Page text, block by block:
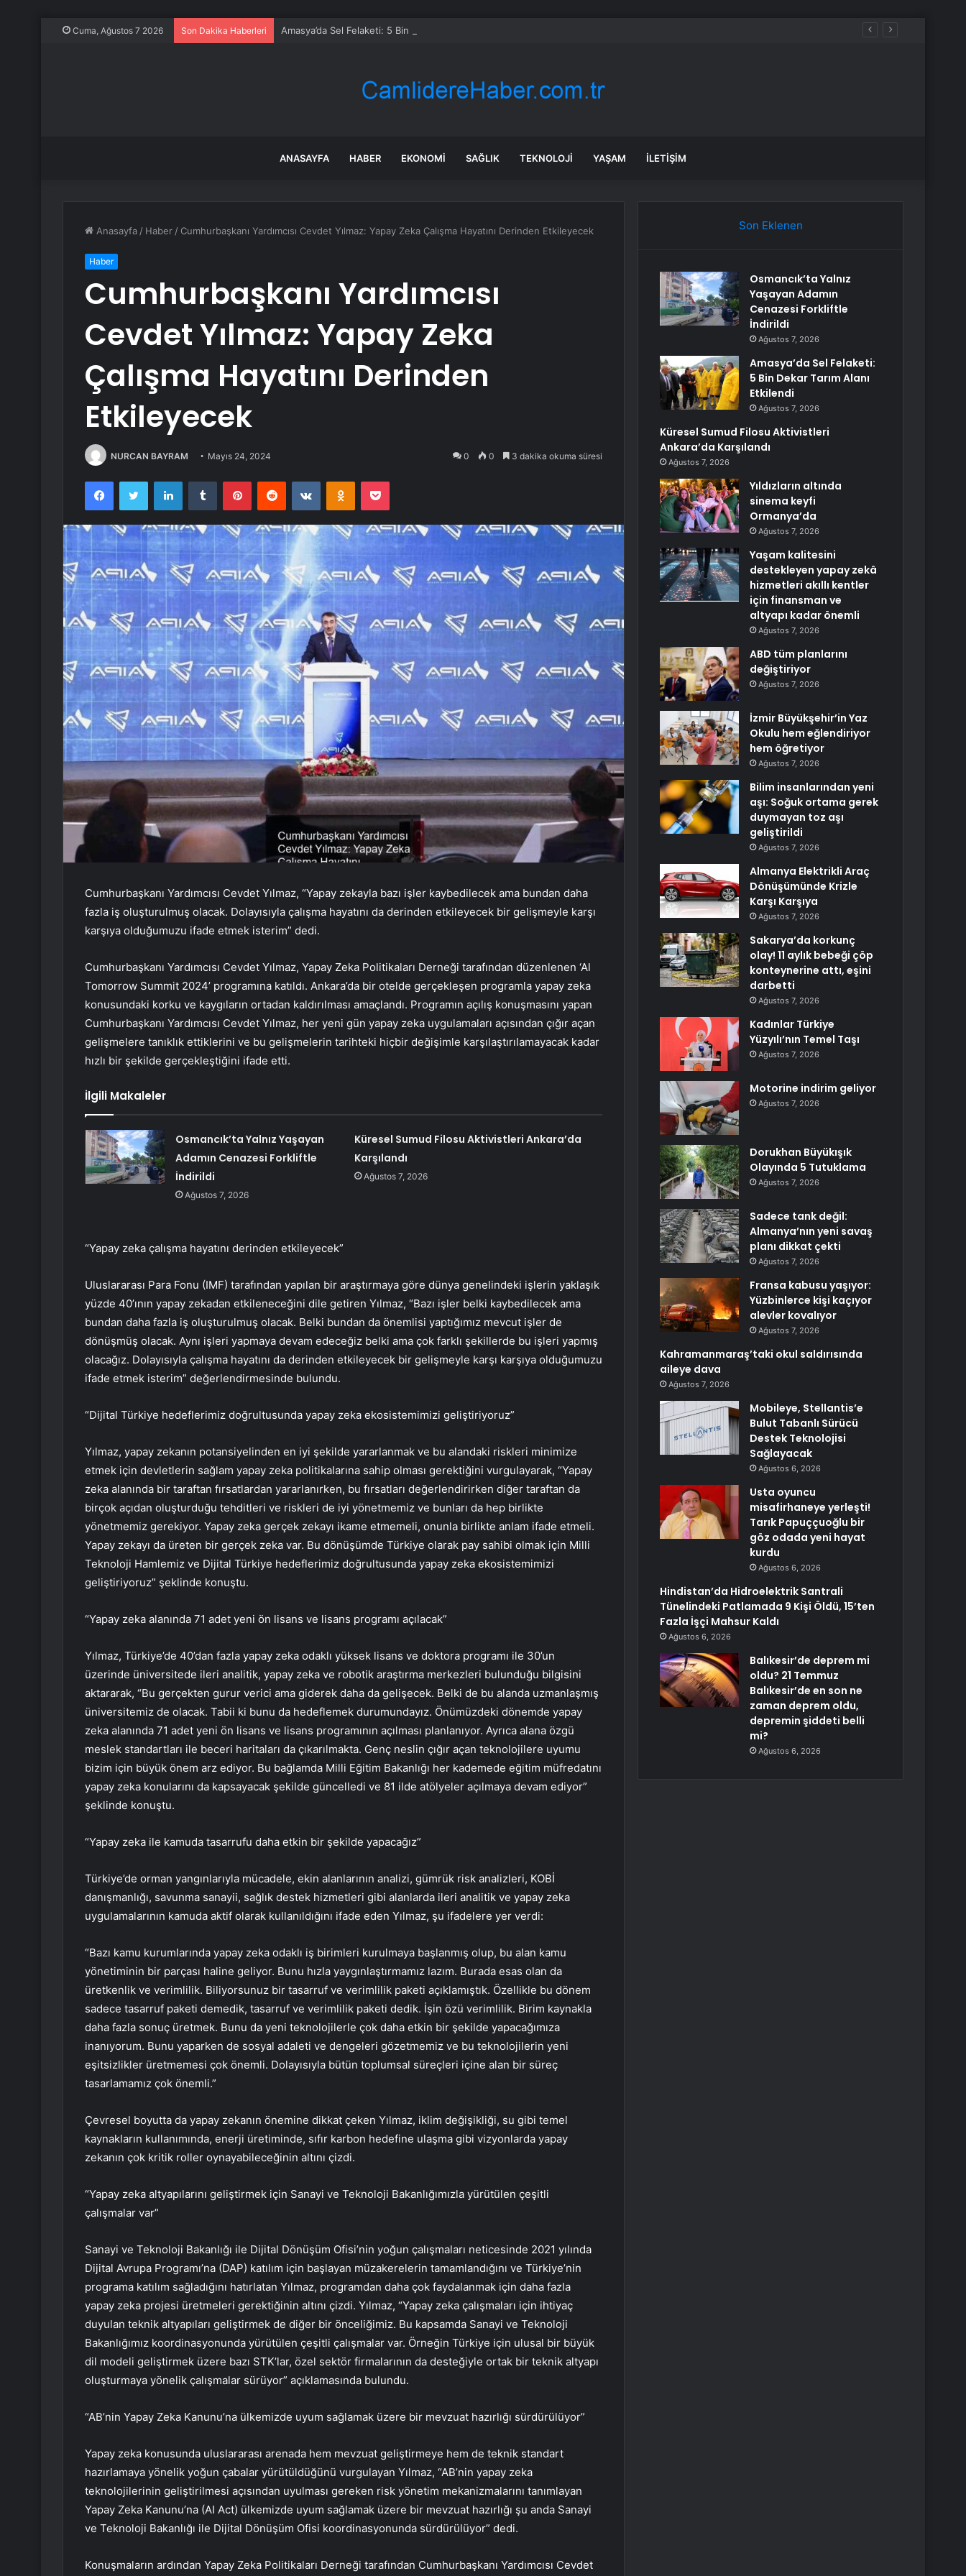
Cuma, Ağustos 7 2026 Son Dakika Haberleri Amasya’da Sel Felaketi: 5 Bin Dekar Tarım Alanı Etkilendi
ANASAYFA HABER EKONOMI SAĞLIK TEKNOLOJI YAŞAM İLETIŞIM
Anasayfa / Haber / Cumhurbaşkanı Yardımcısı Cevdet Yılmaz: Yapay Zeka Çalışma Hayatını Derinden Etkileyecek
Haber
Cumhurbaşkanı Yardımcısı
Cevdet Yılmaz: Yapay Zeka
Çalışma Hayatını Derinden
Etkileyecek
NURCAN BAYRAM Mayıs 24, 2024 0 0 3 dakika okuma süresi
FacebookTwitter LinkedInTumblr PinterestReddit VKontakteOdnoklassniki
Pocket
Cumhurbaşkanı Yardımcısı Cevdet Yılmaz, “Yapay zekayla bazı işler kaybedilecek ama bundan daha
fazla iş oluşturulmuş olacak. Dolayısıyla çalışma hayatını da derinden etkileyecek bir gelişmeyle karşı
karşıya olduğumuzu ifade etmek isterim” dedi.
Cumhurbaşkanı Yardımcısı Cevdet Yılmaz, Yapay Zeka Politikaları Derneği tarafından düzenlenen ‘Al
Tomorrow Summit 2024’ programına katıldı. Ankara’da bir otelde gerçekleşen programla yapay zeka
konusundaki korku ve kaygıların ortadan kaldırılması amaçlandı. Programın açılış konuşmasını yapan
Cumhurbaşkanı Yardımcısı Cevdet Yılmaz, her yeni gün yapay zeka uygulamaları açısından çığır açan
gelişmelere tanıklık ettiklerini ve bu gelişmelerin tarihteki hiçbir değişimle karşılaştırılamayacak kadar
hızlı bir şekilde gerçekleştiğini ifade etti.
İlgili Makaleler
Osmancık’ta Yalnız Yaşayan
Adamın Cenazesi Forkliftle
İndirildi
Ağustos 7, 2026
Küresel Sumud Filosu Aktivistleri Ankara’da
Karşılandı
Ağustos 7, 2026
“Yapay zeka çalışma hayatını derinden etkileyecek”
Uluslararası Para Fonu (IMF) tarafından yapılan bir araştırmaya göre dünya genelindeki işlerin yaklaşık
yüzde 40’ının yapay zekadan etkileneceğini dile getiren Yılmaz, “Bazı işler belki kaybedilecek ama
bundan daha fazla iş oluşturulmuş olacak. Belki bundan da önemlisi yaptığımız mevcut işler de
dönüşmüş olacak. Aynı işleri yapmaya devam edeceğiz belki ama çok farklı şekillerde bu işleri yapmış
olacağız. Dolayısıyla çalışma hayatını da derinden etkileyecek bir gelişmeyle karşı karşıya olduğumuzu
ifade etmek isterim” değerlendirmesinde bulundu.
“Dijital Türkiye hedeflerimiz doğrultusunda yapay zeka ekosistemimizi geliştiriyoruz”
Yılmaz, yapay zekanın potansiyelinden en iyi şekilde yararlanmak ve bu alandaki riskleri minimize
etmek için devletlerin sağlam yapay zeka politikalarına sahip olması gerektiğini vurgulayarak, “Yapay
zeka alanında bir taraftan fırsatlardan yararlanırken, bu fırsatları değerlendirirken diğer taraftan da
birçok açıdan oluşturduğu tehditleri ve riskleri de iyi yönetmemiz ve bunları da hep birlikte
yönetmemiz gerekiyor. Yapay zeka gerçek zekayı ikame etmemeli, onunla birlikte anlam ifade etmeli.
Yapay zekayı da üreten bir gerçek zeka var. Bu dönüşümde Türkiye olarak pay sahibi olmak için Milli
Teknoloji Hamlemiz ve Dijital Türkiye hedeflerimiz doğrultusunda yapay zeka ekosistemimizi
geliştiriyoruz” şeklinde konuştu.
“Yapay zeka alanında 71 adet yeni ön lisans ve lisans programı açılacak”
Yılmaz, Türkiye’de 40’dan fazla yapay zeka odaklı yüksek lisans ve doktora programı ile 30’un
üzerinde üniversitede ileri analitik, yapay zeka ve robotik araştırma merkezleri bulunduğu bilgisini
aktararak, “Bu gerçekten gurur verici ama giderek daha da gelişecek. Belki de bu alanda uzmanlaşmış
üniversitemiz de olacak. Tabii ki bunu da hedeflemek durumundayız. Önümüzdeki dönemde yapay
zeka alanında 71 adet yeni ön lisans ve lisans programının açılması planlanıyor. Ayrıca alana özgü
meslek standartları ile beceri haritaları da çıkarılmakta. Genç neslin çığır açan teknolojilere uyumu
bizim için büyük önem arz ediyor. Bu bağlamda Milli Eğitim Bakanlığı her kademede eğitim müfredatını
yapay zeka konularını da kapsayacak şekilde güncelledi ve 81 ilde atölyeler açılmaya devam ediyor”
şeklinde konuştu.
“Yapay zeka ile kamuda tasarrufu daha etkin bir şekilde yapacağız”
Türkiye’de orman yangınlarıyla mücadele, ekin alanlarının analizi, gümrük risk analizleri, KOBİ
danışmanlığı, savunma sanayii, sağlık destek hizmetleri gibi alanlarda ileri analitik ve yapay zeka
uygulamalarının kamuda aktif olarak kullanıldığını ifade eden Yılmaz, şu ifadelere yer verdi:
“Bazı kamu kurumlarında yapay zeka odaklı iş birimleri kurulmaya başlanmış olup, bu alan kamu
yönetiminin bir parçası haline geliyor. Bunu hızla yaygınlaştırmamız lazım. Burada esas olan da
üretkenlik ve verimlilik. Biliyorsunuz bir tasarruf ve verimlilik paketi açıklamıştık. Özellikle bu dönem
sadece tasarruf paketi demedik, tasarruf ve verimlilik paketi dedik. İşin özü verimlilik. Birim kaynakla
daha fazla sonuç üretmek. Bunu da yeni teknolojilerle çok daha etkin bir şekilde yapacağımıza
inanıyorum. Bunu yaparken de sosyal adaleti ve dengeleri gözetmemiz ve bu teknolojilerin yeni
eşitsizlikler üretmemesi çok önemli. Dolayısıyla bütün toplumsal süreçleri içine alan bir süreç
tasarlamamız çok önemli.”
Çevresel boyutta da yapay zekanın önemine dikkat çeken Yılmaz, iklim değişikliği, su gibi temel
kaynakların kullanımında, enerji üretiminde, sıfır karbon hedefine ulaşma gibi vizyonlarda yapay
zekanın çok kritik roller oynayabileceğinin altını çizdi.
“Yapay zeka altyapılarını geliştirmek için Sanayi ve Teknoloji Bakanlığımızla yürütülen çeşitli
çalışmalar var”
Sanayi ve Teknoloji Bakanlığı ile Dijital Dönüşüm Ofisi’nin yoğun çalışmaları neticesinde 2021 yılında
Dijital Avrupa Programı’na (DAP) katılım için başlayan müzakerelerin tamamlandığını ve Türkiye’nin
programa katılım sağladığını hatırlatan Yılmaz, programdan daha çok faydalanmak için daha fazla
yapay zeka projesi üretmeleri gerektiğinin altını çizdi. Yılmaz, “Yapay zeka çalışmaları için ihtiyaç
duyulan teknik altyapıları geliştirmek de diğer bir önceliğimiz. Bu kapsamda Sanayi ve Teknoloji
Bakanlığımız koordinasyonunda yürütülen çeşitli çalışmalar var. Örneğin Türkiye için ulusal bir büyük
dil modeli geliştirmek üzere bazı STK’lar, özel sektör firmalarının da desteğiyle ortak bir teknik altyapı
oluşturmaya yönelik çalışmalar sürüyor” açıklamasında bulundu.
“AB’nin Yapay Zeka Kanunu’na ülkemizde uyum sağlamak üzere bir mevzuat hazırlığı sürdürülüyor”
Yapay zeka konusunda uluslararası arenada hem mevzuat geliştirmeye hem de teknik standart
hazırlamaya yönelik yoğun çabalar yürütüldüğünü vurgulayan Yılmaz, “AB’nin yapay zeka
teknolojilerinin geliştirilmesi açısından uyulması gereken risk yönetim mekanizmalarını tanımlayan
Yapay Zeka Kanunu’na (AI Act) ülkemizde uyum sağlamak üzere bir mevzuat hazırlığı şu anda Sanayi
ve Teknoloji Bakanlığı ile Dijital Dönüşüm Ofisi koordinasyonunda sürdürülüyor” dedi.
Konuşmaların ardından Yapay Zeka Politikaları Derneği tarafından Cumhurbaşkanı Yardımcısı Cevdet
Son Eklenen
Osmancık’ta Yalnız
Yaşayan Adamın
Cenazesi Forkliftle
İndirildi
Ağustos 7, 2026
Amasya’da Sel Felaketi:
5 Bin Dekar Tarım Alanı
Etkilendi
Ağustos 7, 2026
Küresel Sumud Filosu Aktivistleri
Ankara’da Karşılandı
Ağustos 7, 2026
Yıldızların altında
sinema keyfi
Ormanya’da
Ağustos 7, 2026
Yaşam kalitesini
destekleyen yapay zekâ
hizmetleri akıllı kentler
için finansman ve
altyapı kadar önemli
Ağustos 7, 2026
ABD tüm planlarını
değiştiriyor
Ağustos 7, 2026
İzmir Büyükşehir’in Yaz
Okulu hem eğlendiriyor
hem öğretiyor
Ağustos 7, 2026
Bilim insanlarından yeni
aşı: Soğuk ortama gerek
duymayan toz aşı
geliştirildi
Ağustos 7, 2026
Almanya Elektrikli Araç
Dönüşümünde Krizle
Karşı Karşıya
Ağustos 7, 2026
Sakarya’da korkunç
olay! 11 aylık bebeği çöp
konteynerine attı, eşini
darbetti
Ağustos 7, 2026
Kadınlar Türkiye
Yüzyılı’nın Temel Taşı
Ağustos 7, 2026
Motorine indirim geliyor
Ağustos 7, 2026
Dorukhan Büyükışık
Olayında 5 Tutuklama
Ağustos 7, 2026
Sadece tank değil:
Almanya’nın yeni savaş
planı dikkat çekti
Ağustos 7, 2026
Fransa kabusu yaşıyor:
Yüzbinlerce kişi kaçıyor
alevler kovalıyor
Ağustos 7, 2026
Kahramanmaraş’taki okul saldırısında
aileye dava
Ağustos 7, 2026
Mobileye, Stellantis’e
Bulut Tabanlı Sürücü
Destek Teknolojisi
Sağlayacak
Ağustos 6, 2026
Usta oyuncu
misafirhaneye yerleşti!
Tarık Papuççuoğlu bir
göz odada yeni hayat
kurdu
Ağustos 6, 2026
Hindistan’da Hidroelektrik Santrali
Tünelindeki Patlamada 9 Kişi Öldü, 15’ten
Fazla İşçi Mahsur Kaldı
Ağustos 6, 2026
Balıkesir’de deprem mi
oldu? 21 Temmuz
Balıkesir’de en son ne
zaman deprem oldu,
depremin şiddeti belli
mi?
Ağustos 6, 2026